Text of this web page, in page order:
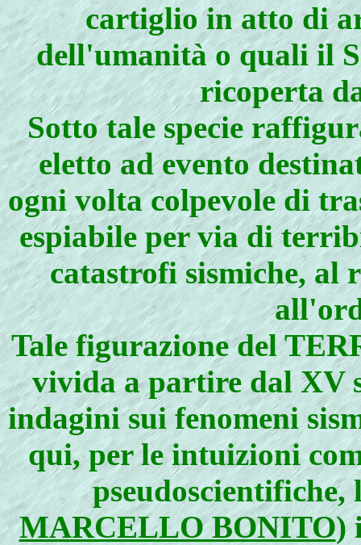
cartiglio in atto di
dell'umanità o quali il
ricoperta
Sotto tale specie
eletto ad evento
ogni volta colpevole di
espiabile per via di
catastrofi sismiche, al
Tale figurazione del
vivida a partire dal XV
indagini sui fenomeni
qui, per le intuizioni
MARCELLO BONITO)